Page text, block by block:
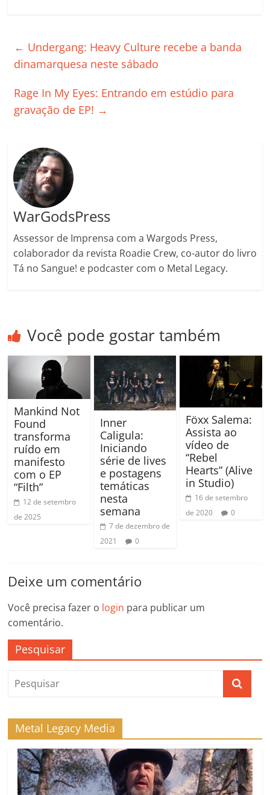
e
b
o
k
er l s
A
p
e
dI
gl
a
y
k
p
h
← Undergang: Heavy Culture recebe a banda
dinamarquesa neste sábado
Rage In My Eyes: Entrando em estúdio para
gravação de EP! →
WarGodsPress
Assessor de Imprensa com a Wargods Press,
colaborador da revista Roadie Crew, co-autor do livro
Tá no Sangue! e podcaster com o Metal Legacy.
Você pode gostar também
Mankind Not
Found
transforma
ruído em
manifesto
com o EP
“Filth”
12 de setembro
de 2025
Inner
Caligula:
Iniciando
série de lives
e postagens
temáticas
nesta
semana
7 de dezembro de
2021
0
Föxx Salema:
Assista ao
vídeo de
“Rebel
Hearts” (Alive
in Studio)
16 de setembro
de 2020
0
Deixe um comentário
Você precisa fazer o login para publicar um
comentário.
Pesquisar
Metal Legacy Media